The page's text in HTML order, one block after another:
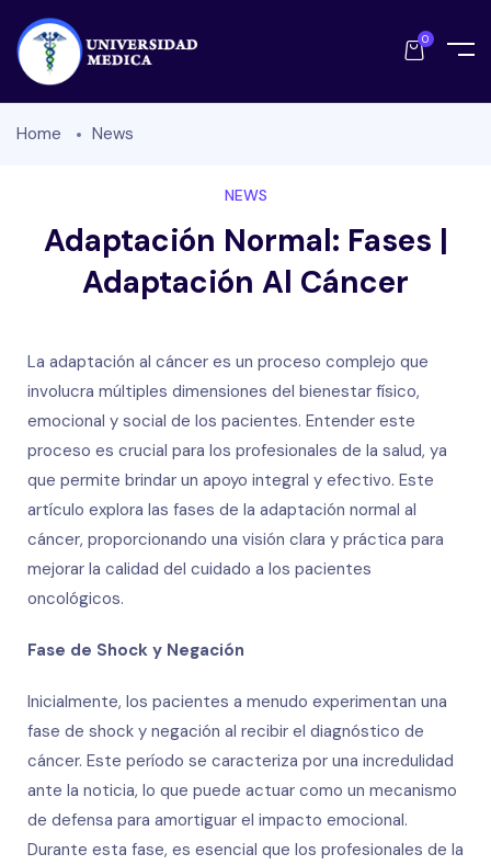
0
Home News
NEWS
Adaptación Normal: Fases |
Adaptación Al Cáncer
La adaptación al cáncer es un proceso complejo que
involucra múltiples dimensiones del bienestar físico,
emocional y social de los pacientes. Entender este
proceso es crucial para los profesionales de la salud, ya
que permite brindar un apoyo integral y efectivo. Este
artículo explora las fases de la adaptación normal al
cáncer, proporcionando una visión clara y práctica para
mejorar la calidad del cuidado a los pacientes
oncológicos.
Fase de Shock y Negación
Inicialmente, los pacientes a menudo experimentan una
fase de shock y negación al recibir el diagnóstico de
cáncer. Este período se caracteriza por una incredulidad
ante la noticia, lo que puede actuar como un mecanismo
de defensa para amortiguar el impacto emocional.
Durante esta fase, es esencial que los profesionales de la